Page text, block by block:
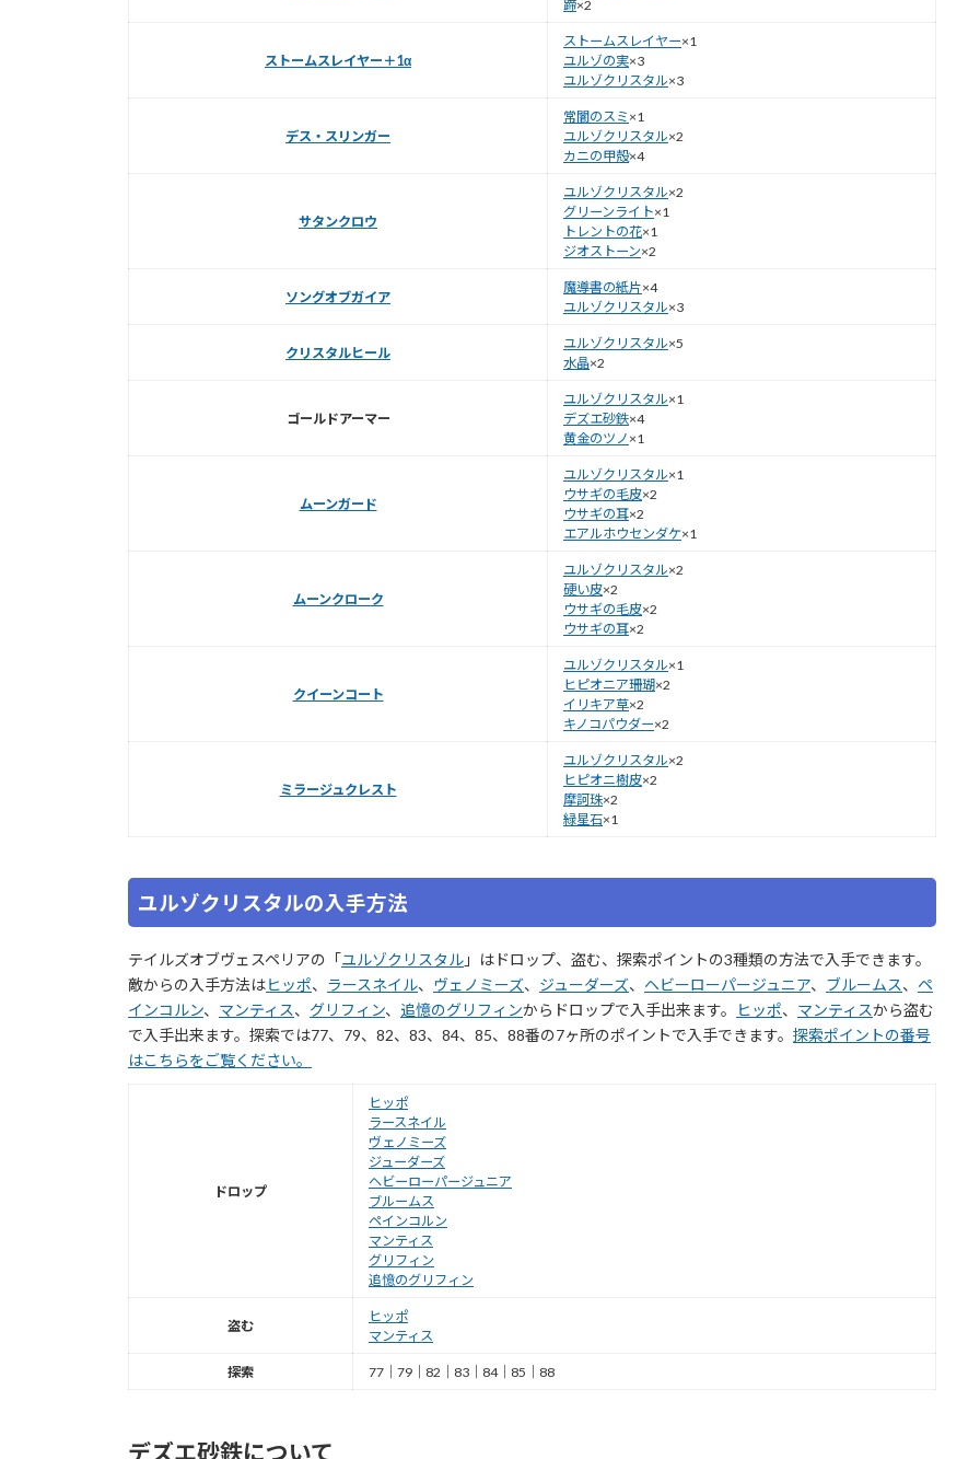
蹄×2
ストームスレイヤー＋1α
ストームスレイヤー×1
ユルゾの実×3
ユルゾクリスタル×3
デス・スリンガー
常闇のスミ ×1
ユルゾクリスタル×2
カニの甲殻×4
サタンクロウ
ユルゾクリスタル×2
グリーンライト×1
トレントの花×1
ジオストーン×2
ソングオブガイア
魔導書の紙片×4
ユルゾクリスタル×3
クリスタルヒール
ユルゾクリスタル×5
水晶×2
ゴールドアーマー
ユルゾクリスタル×1
デズエ砂鉄×4
黄金のツノ ×1
ムーンガード
ユルゾクリスタル×1
ウサギの毛皮×2
ウサギの耳×2
エアルホウセンダケ×1
ムーンクローク
ユルゾクリスタル×2
硬い皮×2
ウサギの毛皮×2
ウサギの耳×2
クイーンコート
ユルゾクリスタル×1
ヒピオニア珊瑚×2
イリキア草×2
キノコパウダー×2
ミラージュクレスト
ユルゾクリスタル×2
ヒピオニ樹皮×2
摩訶珠×2
緑星石×1
ユルゾクリスタルの入手方法
テイルズオブヴェスペリアの「 ユルゾクリスタル 」はドロップ、盗む、探索ポイントの3種類の方法で入手できます。
敵からの入手方法はヒッポ、 ラースネイル、 ヴェノミーズ、 ジューダーズ、 ヘビーローパージュニア、 ブルームス、 ペ
インコルン、 マンティス、 グリフィン、 追憶のグリフィンからドロップで入手出来ます。 ヒッポ、 マンティスから盗む
で入手出来ます。探索では77、79、82、83、84、85、88番の7ヶ所のポイントで入手できます。 探索ポイントの番号
はこちらをご覧ください。
ドロップ
ヒッポ
ラースネイル
ヴェノミーズ
ジューダーズ
ヘビーローパージュニア
ブルームス
ペインコルン
マンティス
グリフィン
追憶のグリフィン
盗む
ヒッポ
マンティス
探索 77｜79｜82｜83｜84｜85｜88
デズエ砂鉄について